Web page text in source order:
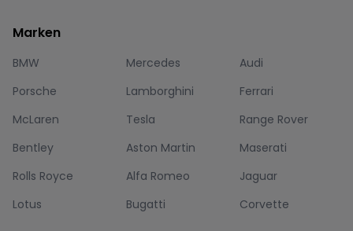
Marken
BMW Mercedes
Audi
Porsche
Lamborghini
Ferrari
McLaren
Tesla
Range Rover
Bentley
Aston Martin
Maserati
Rolls Royce
Alfa Romeo
Jaguar
Lotus
Bugatti Corvette